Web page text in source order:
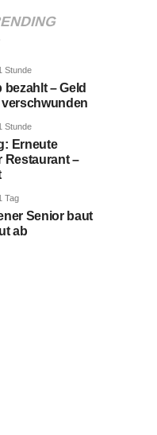
Stunde
bezahlt – Geld
Stunde
Erneute
Restaurant –
Tag
Senior baut
ab